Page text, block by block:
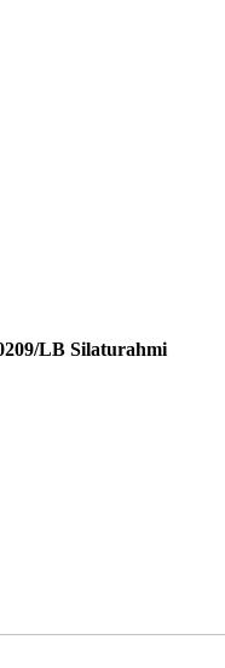
LB Silaturahmi